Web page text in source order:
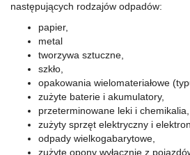
następujących rodzajów odpadów:
papier,
metal
tworzywa sztuczne,
szkło,
opakowania wielomateriałowe
zużyte baterie i akumulatory,
przeterminowane leki i chemikalia,
zużyty sprzęt elektryczny i
odpady wielkogabarytowe,
zużyte opony wyłącznie z